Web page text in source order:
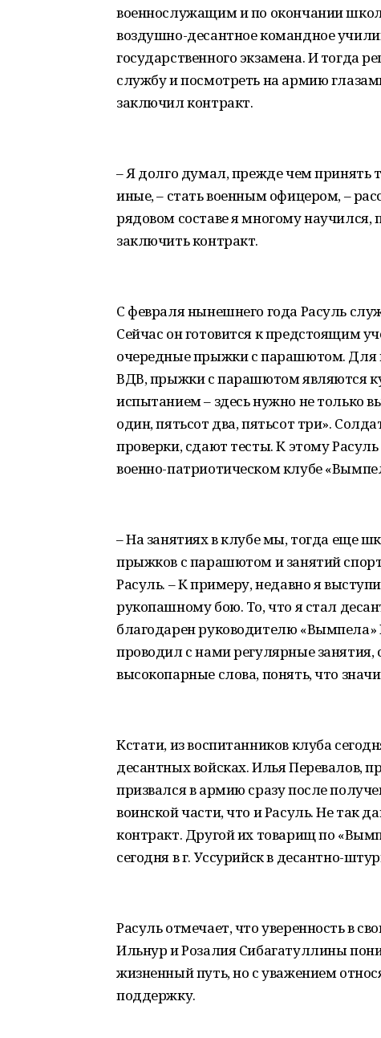
военнослужащим и по окончании
воздушно-десантное командное
государственного экзамена. И тогда
службу и посмотреть на армию
заключил контракт.
– Я долго думал, прежде чем принять
иные, – стать военным офицером, –
рядовом составе я многому
заключить контракт.
С февраля нынешнего года Расуль
Сейчас он готовится к предстоящим
очередные прыжки с парашютом. Для
ВДВ, прыжки с парашютом являются
испытанием – здесь нужно не только
один, пятьсот два, пятьсот три».
проверки, сдают тесты. К этому
военно-патриотическом клубе
– На занятиях в клубе мы, тогда еще
прыжков с парашютом и занятий
Расуль. – К примеру, недавно я
рукопашному бою. То, что я стал
благодарен руководителю
проводил с нами регулярные
высокопарные слова, понять, что
Кстати, из воспитанников клуба
десантных войсках. Илья
призвался в армию сразу после
воинской части, что и Расуль. Не так
контракт. Другой их товарищ по
сегодня в г. Уссурийск в десантно-
Расуль отмечает, что уверенность в
Ильнур и Розалия Сибагатуллины
жизненный путь, но с уважением
поддержку.